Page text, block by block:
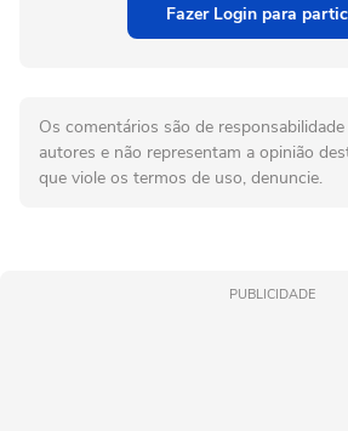
Fazer Login para
Os comentários são de
autores e não representam a opinião
que viole os termos de uso, denuncie.
PUBLICIDADE